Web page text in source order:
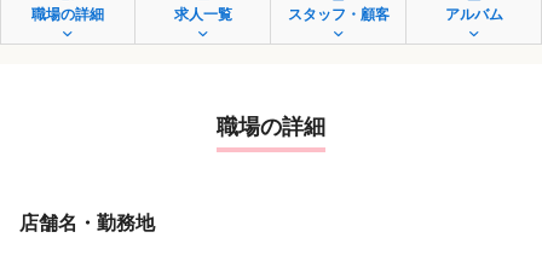
職場の詳細 求人一覧 スタッフ・顧客 アルバム
職場の詳細
店舗名・勤務地